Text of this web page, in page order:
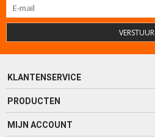
VERSTUUR
KLANTENSERVICE
PRODUCTEN
MIJN ACCOUNT